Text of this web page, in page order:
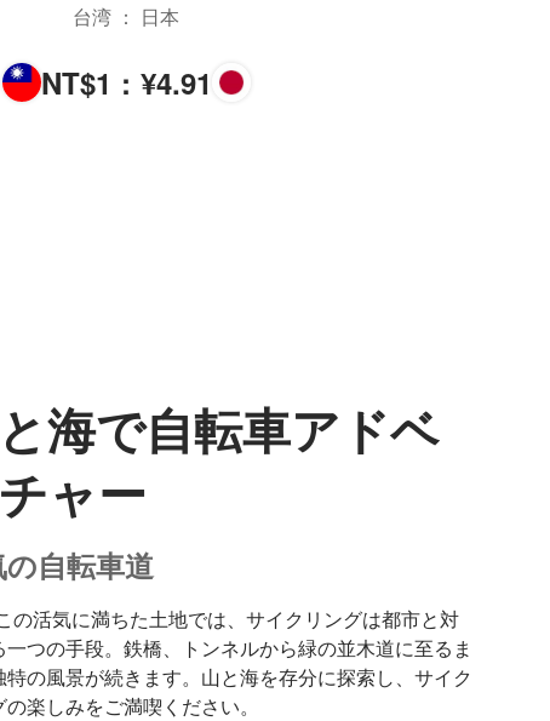
台湾 ： 日本
NT$1 : ¥4.91
海で自転車アドベ
ャー
の自転車道
の活気に満ちた土地では、サイクリングは都市と対
一つの手段。鉄橋、トンネルから緑の並木道に至るま
特の風景が続きます。山と海を存分に探索し、サイク
の楽しみをご満喫ください。